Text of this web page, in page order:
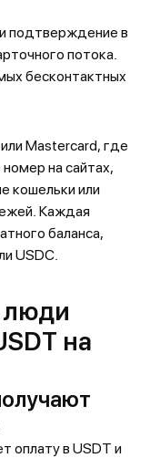
подтверждение в
потока.
бесконтактных
Mastercard, где
на сайтах,
кошельки или
Каждая
баланса,
USDC.
люди
на
оплату в USDT и